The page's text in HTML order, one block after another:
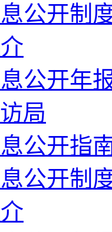
公开制
公开年
局
公开指
公开制